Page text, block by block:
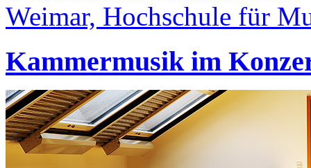
Weimar, Hochschule für
Kammermusik im